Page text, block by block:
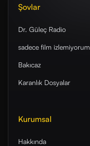
Şovlar
Dr. Güleç Radio
sadece film izlemiyorum
Bakıcaz
Karanlık Dosyalar
Kurumsal
Hakkında